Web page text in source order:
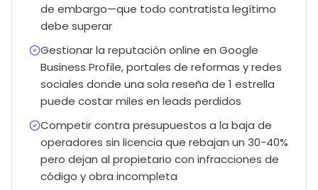
de embargo—que todo contratista legítimo
debe superar
Gestionar la reputación online en Google
Business Profile, portales de reformas y redes
sociales donde una sola reseña de 1 estrella
puede costar miles en leads perdidos
Competir contra presupuestos a la baja de
operadores sin licencia que rebajan un 30-40%
pero dejan al propietario con infracciones de
código y obra incompleta